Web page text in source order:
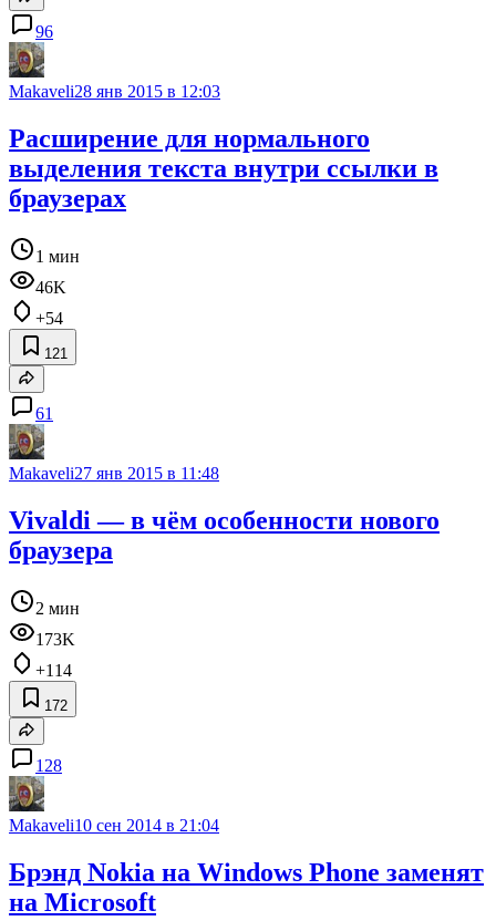
96
Makaveli28 янв 2015 в 12:03
Расширение для нормального
выделения текста внутри ссылки в
браузерах
1 мин
46K
+54
121
61
Makaveli27 янв 2015 в 11:48
Vivaldi — в чём особенности нового
браузера
2 мин
173K
+114
172
128
Makaveli10 сен 2014 в 21:04
Брэнд Nokia на Windows Phone заменят
на Microsoft